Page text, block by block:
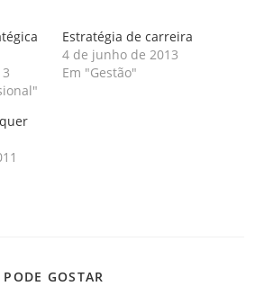
Estratégia de carreira
4 de junho de 2013
Em "Gestão"
GOSTAR